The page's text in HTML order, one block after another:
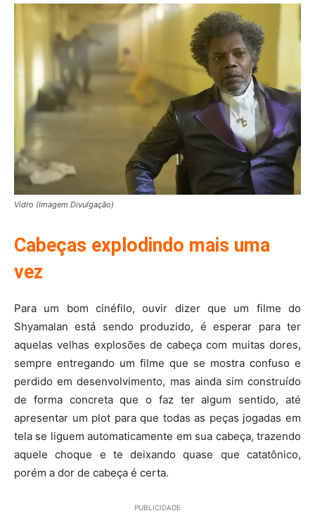
Vidro (Imagem Divulgação)
Cabeças explodindo mais uma
vez
Para um bom cinéfilo, ouvir dizer que um filme do
Shyamalan está sendo produzido, é esperar para ter
aquelas velhas explosões de cabeça com muitas dores,
sempre entregando um filme que se mostra confuso e
perdido em desenvolvimento, mas ainda sim construído
de forma concreta que o faz ter algum sentido, até
apresentar um plot para que todas as peças jogadas em
tela se liguem automaticamente em sua cabeça, trazendo
aquele choque e te deixando quase que catatônico,
porém a dor de cabeça é certa.
PUBLICIDADE